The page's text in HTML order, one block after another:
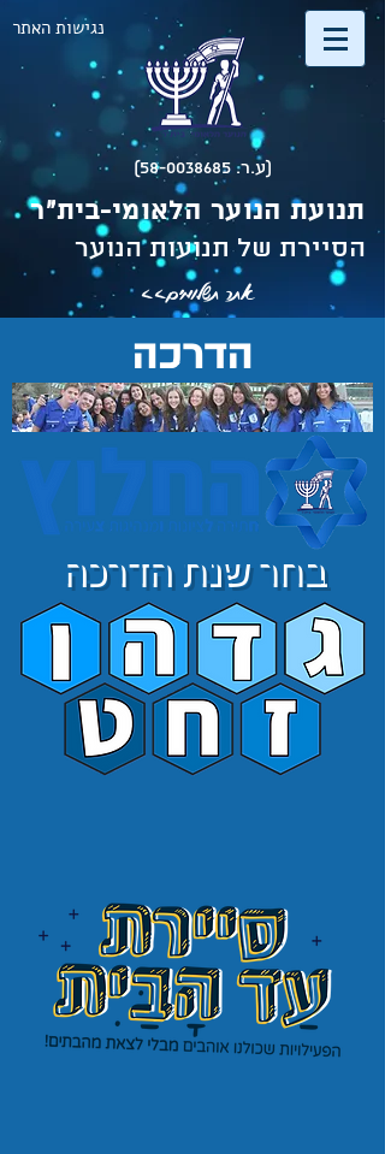
נגישות האתר
(ע.ר. 58-0038685)
תנועת הנוער הלאומי-בית"ר
הסיירת של תנועות הנוער
אתר תשלומים>>
הדרכה
בחר שנת הדרכה